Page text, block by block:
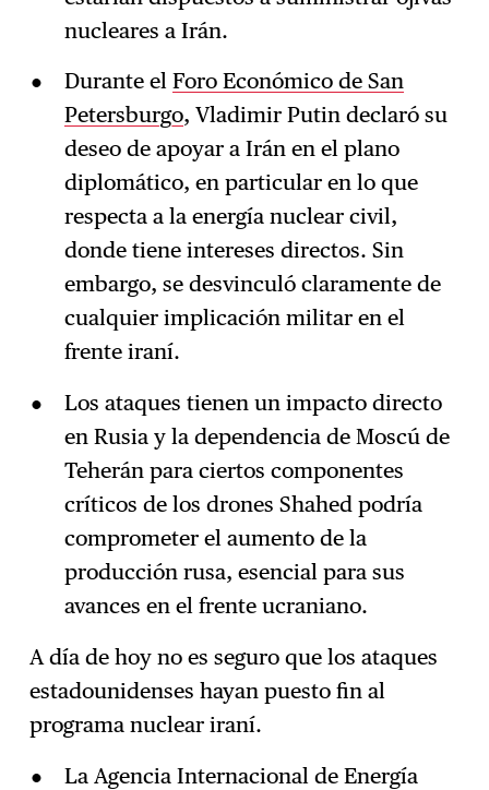
nucleares a Irán.
Durante el Foro Económico de San
Petersburgo, Vladimir Putin declaró su
deseo de apoyar a Irán en el plano
diplomático, en particular en lo que
respecta a la energía nuclear civil,
donde tiene intereses directos. Sin
embargo, se desvinculó claramente de
cualquier implicación militar en el
frente iraní.
Los ataques tienen un impacto directo
en Rusia y la dependencia de Moscú de
Teherán para ciertos componentes
críticos de los drones Shahed podría
comprometer el aumento de la
producción rusa, esencial para sus
avances en el frente ucraniano.
A día de hoy no es seguro que los ataques
estadounidenses hayan puesto fin al
programa nuclear iraní.
La Agencia Internacional de Energía